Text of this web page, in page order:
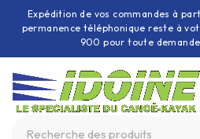
Expédition de vos commandes à
permanence téléphonique reste à
900 pour toute